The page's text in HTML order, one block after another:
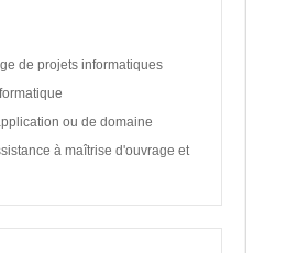
de projets informatiques
ou de domaine
à maîtrise d'ouvrage et